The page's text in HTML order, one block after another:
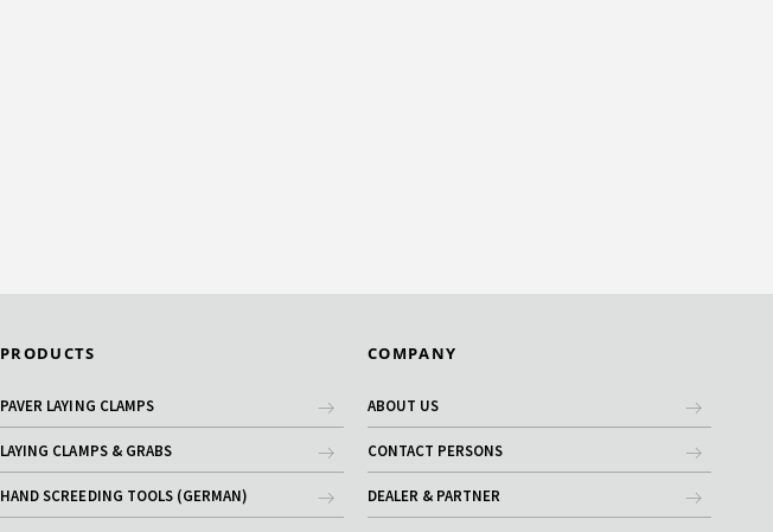
PRODUCTS
PAVER LAYING CLAMPS
LAYING CLAMPS & GRABS
HAND SCREEDING TOOLS (GERMAN)
COMPANY
ABOUT US
CONTACT PERSONS
DEALER & PARTNER